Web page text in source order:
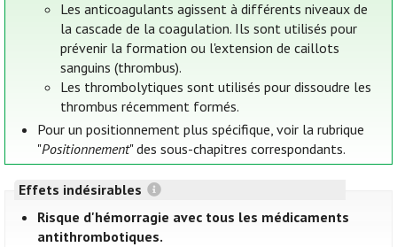
Les anticoagulants agissent à différents niveaux de
la cascade de la coagulation. Ils sont utilisés pour
prévenir la formation ou l'extension de caillots
sanguins (thrombus).
Les thrombolytiques sont utilisés pour dissoudre les
thrombus récemment formés.
Pour un positionnement plus spécifique, voir la rubrique
"Positionnement" des sous-chapitres correspondants.
Effets indésirables
Risque d'hémorragie avec tous les médicaments
antithrombotiques.